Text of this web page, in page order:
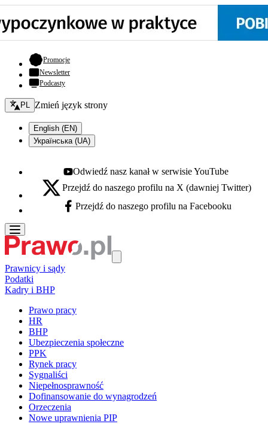
Promocje- otwiera się w nowej karcie
Newsletter
Podcasty
Zmień język - bieżący:
PL Zmień język strony
English (EN)
Українська (UA)
Youtube - otwiera się w nowej karcie
Odwiedź nasz kanał w serwisie YouTube
X - otwiera się w nowej karcie
Przejdź do naszego profilu na X (dawniej Twitter)
Facebook - otwiera się w nowej karcie
Przejdź do naszego profilu na Facebooku
Prawnicy i sądy
Podatki
Kadry i BHP
Prawo pracy
HR
BHP
Ubezpieczenia społeczne
PPK
Rynek pracy
Sygnaliści
Niepełnosprawność
Dofinansowanie do wynagrodzeń
Orzeczenia
Nowe uprawnienia PIP